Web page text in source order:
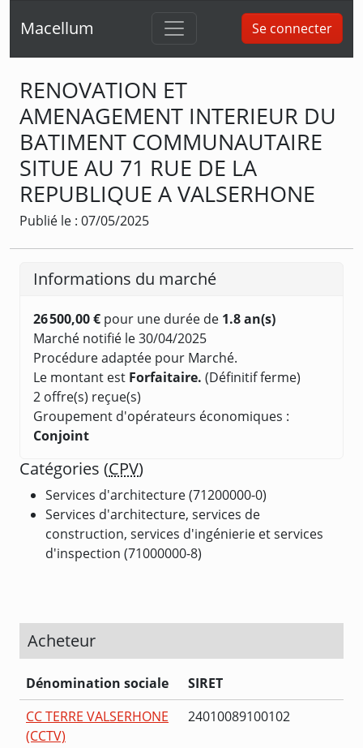
Macellum Se connecter
RENOVATION ET
AMENAGEMENT INTERIEUR DU
BATIMENT COMMUNAUTAIRE
SITUE AU 71 RUE DE LA
REPUBLIQUE A VALSERHONE
Publié le : 07/05/2025
Informations du marché
26 500,00 € pour une durée de 1.8 an(s)
Marché notifié le 30/04/2025
Procédure adaptée pour Marché.
Le montant est Forfaitaire. (Définitif ferme)
2 offre(s) reçue(s)
Groupement d'opérateurs économiques :
Conjoint
Catégories (CPV)
Services d'architecture (71200000-0)
Services d'architecture, services de
construction, services d'ingénierie et services
d'inspection (71000000-8)
Acheteur
Dénomination sociale
SIRET
CC TERRE VALSERHONE
(CCTV)
24010089100102